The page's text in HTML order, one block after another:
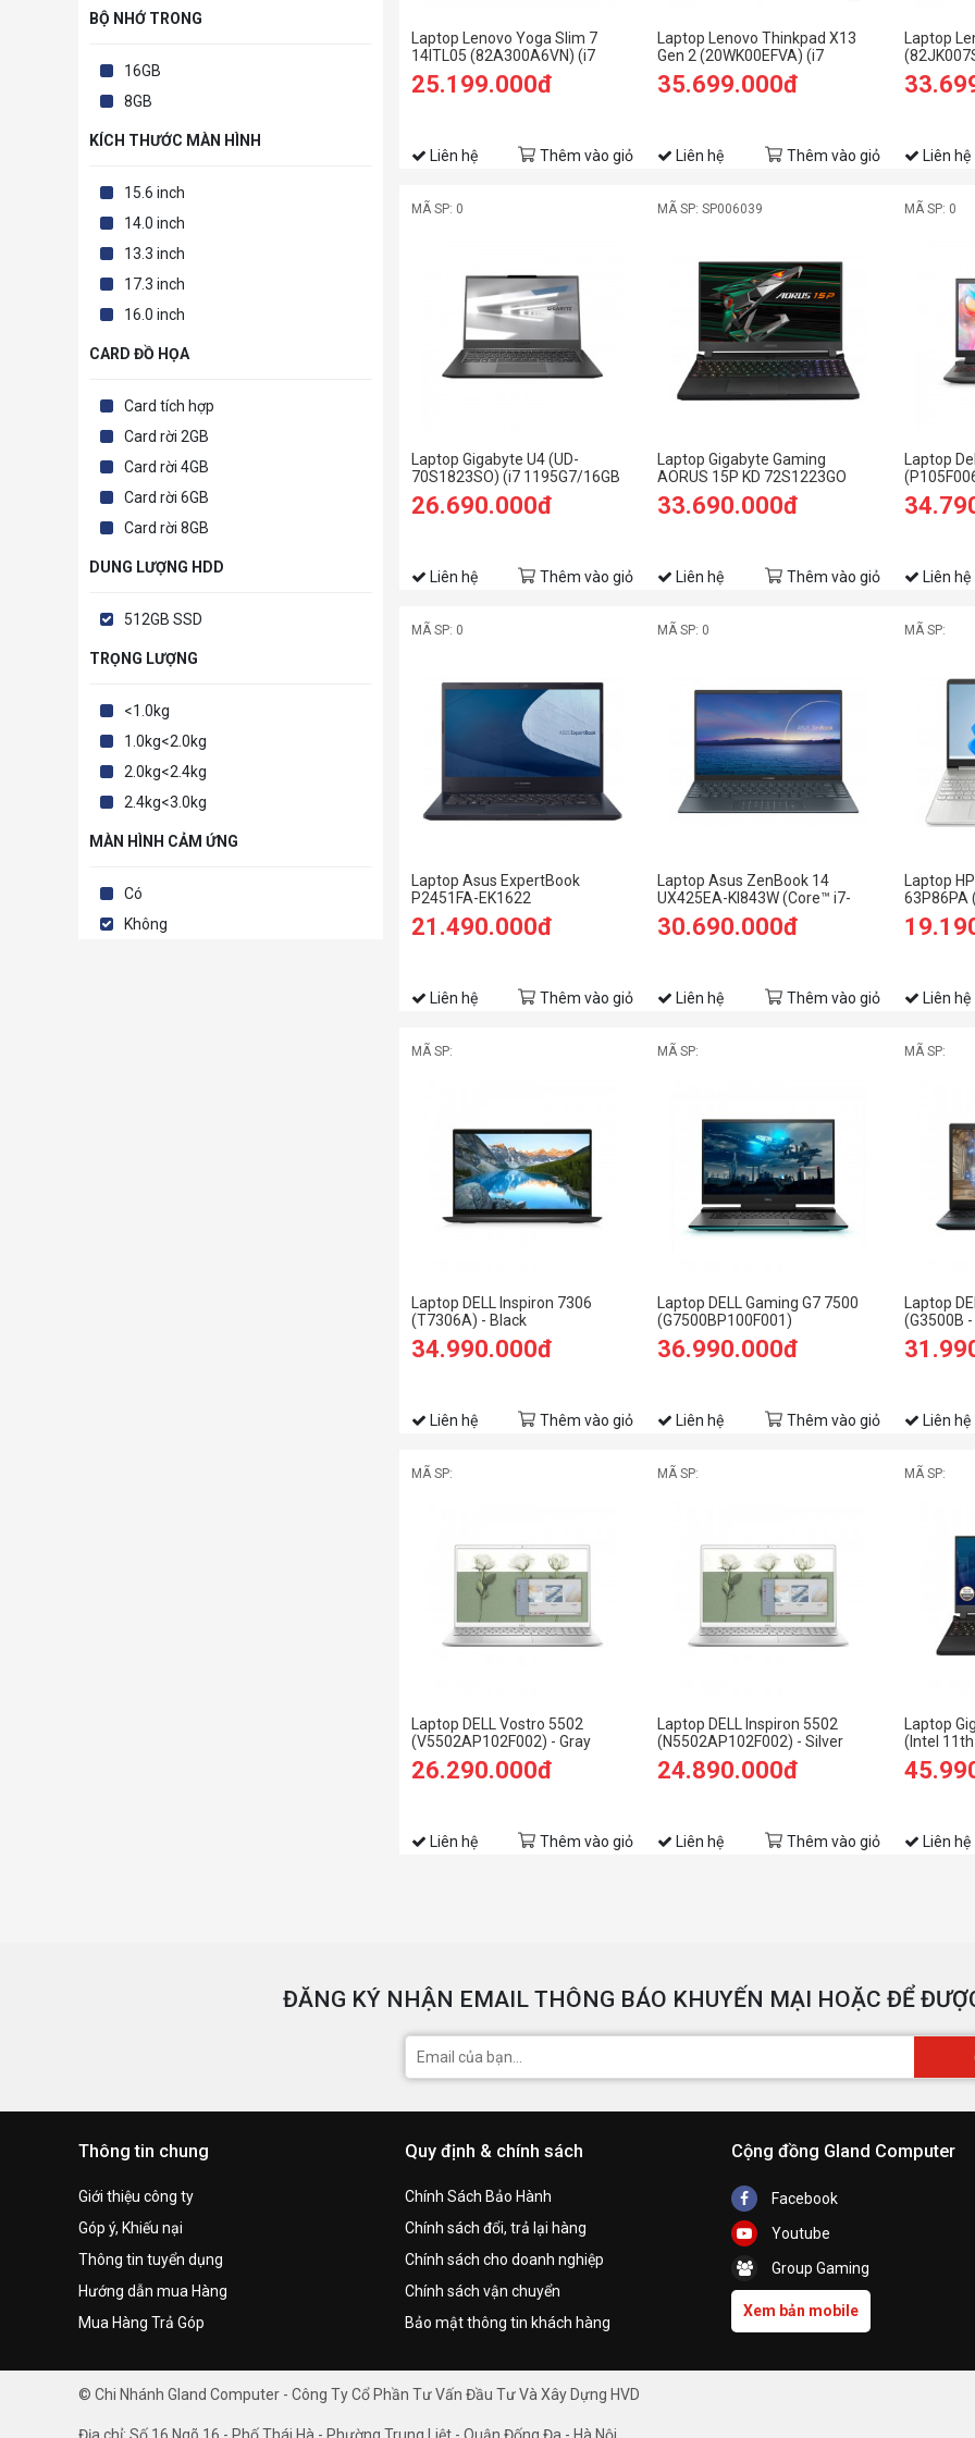
BỘ NHỚ TRONG
16GB
8GB
KÍCH THƯỚC MÀN HÌNH
15.6 inch
14.0 inch
13.3 inch
17.3 inch
16.0 inch
CARD ĐỒ HỌA
Card tích hợp
Card rời 2GB
Card rời 4GB
Card rời 6GB
Card rời 8GB
DUNG LƯỢNG HDD
512GB SSD
TRỌNG LƯỢNG
<1.0kg
1.0kg<2.0kg
2.0kg<2.4kg
2.4kg<3.0kg
MÀN HÌNH CẢM ỨNG
Có
Không
Laptop Lenovo Yoga Slim 7
14ITL05 (82A300A6VN) (i7
1165G7/8GB RAM/512GB
SSD/14 FHD/Win/Tím)
25.199.000đ
Liên hệ Thêm vào giỏ
Laptop Lenovo Thinkpad X13
Gen 2 (20WK00EFVA) (i7
1165G7/8GB RAM/512GB
SSD/13.3 WQXGA/Dos/Đen)
35.699.000đ
Liên hệ Thêm vào giỏ
Laptop
RAM/
165hz/
Liên hệ
MÃ SP: 0
Laptop Gigabyte U4 (UD-
70S1823SO) (i7 1195G7/16GB
RAM/512GB SSD/14.0 inch
FHD/Win11/Vỏ
26.690.000đ
Liên hệ Thêm vào giỏ
MÃ SP: SP006039
Laptop Gigabyte Gaming
AORUS 15P KD 72S1223GO
(Core i7 11800H/ 16Gb/ 512Gb
SSD/ 15.6" FHD - 240Hz/RTX
33.690.000đ
Liên hệ Thêm vào giỏ
MÃ SP: 0
Laptop
11800H/
SSD/
Liên hệ
MÃ SP: 0
Laptop Asus ExpertBook
P2451FA-EK1622
21.490.000đ
Liên hệ Thêm vào giỏ
MÃ SP: 0
Laptop Asus ZenBook 14
UX425EA-KI843W (Core™ i7-
1165G7 | 16GB | 512GB | Intel®
Iris® Xe | 14.0 inch FHD | Win 11 |
30.690.000đ
Liên hệ Thêm vào giỏ
MÃ SP:
Laptop
63P86PA
8GB |
15.6 inch
Liên hệ
MÃ SP:
Laptop DELL Inspiron 7306
(T7306A) - Black
34.990.000đ
Liên hệ Thêm vào giỏ
MÃ SP:
Laptop DELL Gaming G7 7500
(G7500BP100F001)
36.990.000đ
Liên hệ Thêm vào giỏ
MÃ SP:
Laptop
(G3500B
Liên hệ
MÃ SP:
Laptop DELL Vostro 5502
(V5502AP102F002) - Gray
26.290.000đ
Liên hệ Thêm vào giỏ
MÃ SP:
Laptop DELL Inspiron 5502
(N5502AP102F002) - Silver
24.890.000đ
Liên hệ Thêm vào giỏ
MÃ SP:
Laptop
(Intel 11th
Liên hệ
ĐĂNG KÝ NHẬN EMAIL THÔNG BÁO KHUYẾN MẠI HOẶC ĐỂ
Thông tin chung
Giới thiệu công ty
Góp ý, Khiếu nại
Thông tin tuyển dụng
Hướng dẫn mua Hàng
Mua Hàng Trả Góp
Quy định & chính sách
Chính Sách Bảo Hành
Chính sách đổi, trả lại hàng
Chính sách cho doanh nghiệp
Chính sách vận chuyển
Bảo mật thông tin khách hàng
Cộng đồng Gland Computer
Facebook
Youtube
Group Gaming
Xem bản mobile
© Chi Nhánh Gland Computer - Công Ty Cổ Phần Tư Vấn Đầu Tư Và Xây Dựng HVD